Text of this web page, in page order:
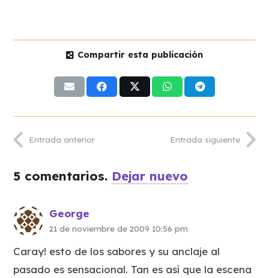
Compartir esta publicación
Entrada anterior Entrada siguiente
5 comentarios. Dejar nuevo
George
21 de noviembre de 2009 10:56 pm
Caray! esto de los sabores y su anclaje al
pasado es sensacional. Tan es así que la escena